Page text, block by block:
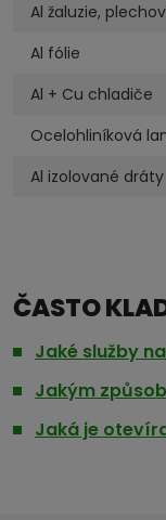
Al žaluzie,
Al fólie
Al + Cu chladiče
Ocelohliníková
Al izolované
ČASTO
Jaké služby
Jakým
Jaká je